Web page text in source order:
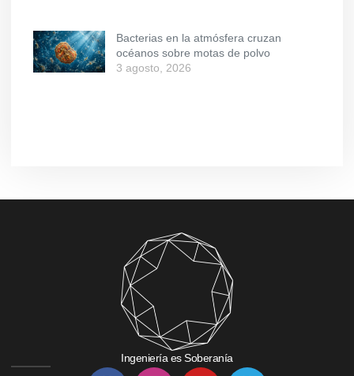
Bacterias en la atmósfera cruzan
océanos sobre motas de polvo
3 agosto, 2026
Ingeniería es Soberanía